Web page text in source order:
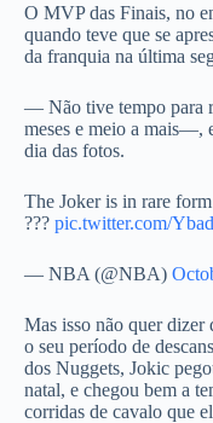
O MVP das Finais, no
quando teve que se
da franquia na última
— Não tive tempo para
meses e meio a mais—,
dia das fotos.
The Joker is in rare
??? pic.twitter.com/
— NBA (@NBA)
Mas isso não quer dizer
o seu período de
dos Nuggets, Jokic
natal, e chegou bem a
corridas de cavalo que